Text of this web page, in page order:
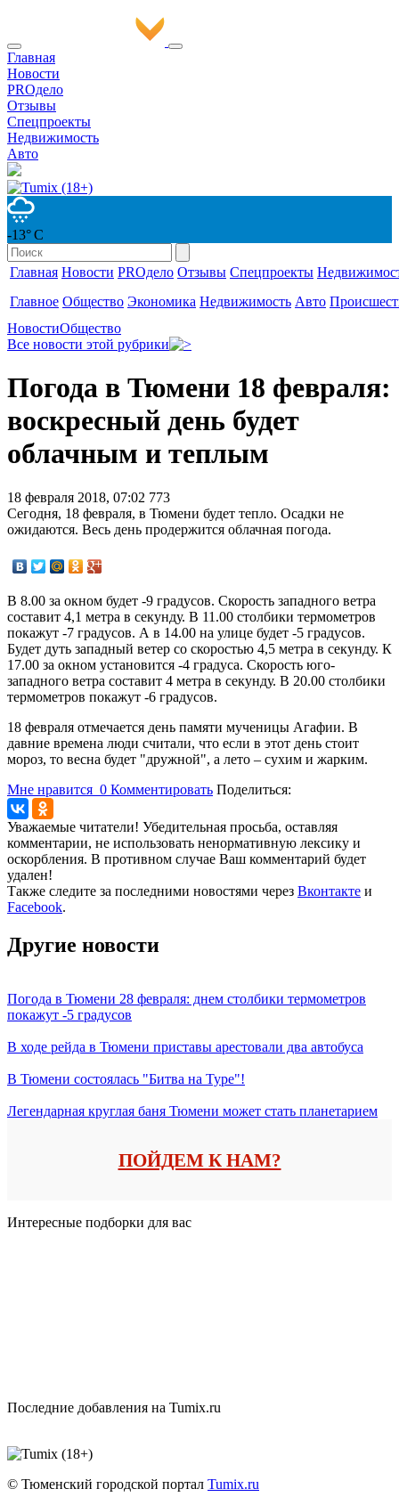
Главная
Новости
PROдело
Отзывы
Спецпроекты
Недвижимость
Авто
-13° С
Главная Новости PROдело Отзывы Спецпроекты
Главное Общество Экономика Недвижимость Авто
НовостиОбщество
Все новости этой рубрики
Погода в Тюмени 18 февраля:
воскресный день будет
облачным и теплым
18 февраля 2018, 07:02 773
Сегодня, 18 февраля, в Тюмени будет тепло. Осадки не
ожидаются. Весь день продержится облачная погода.
В 8.00 за окном будет -9 градусов. Скорость западного ветра
составит 4,1 метра в секунду. В 11.00 столбики термометров
покажут -7 градусов. А в 14.00 на улице будет -5 градусов.
Будет дуть западный ветер со скоростью 4,5 метра в секунду. К
17.00 за окном установится -4 градуса. Скорость юго-
западного ветра составит 4 метра в секунду. В 20.00 столбики
термометров покажут -6 градусов.
18 февраля отмечается день памяти мученицы Агафии. В
давние времена люди считали, что если в этот день стоит
мороз, то весна будет "дружной", а лето – сухим и жарким.
Мне нравится 0 Комментировать Поделиться:
Уважаемые читатели! Убедительная просьба, оставляя
комментарии, не использовать ненормативную лексику и
оскорбления. В противном случае Ваш комментарий будет
удален!
Также следите за последними новостями через Вконтакте и
Facebook.
Другие новости
Погода в Тюмени 28 февраля: днем столбики термометров
покажут -5 градусов
В ходе рейда в Тюмени приставы арестовали два автобуса
В Тюмени состоялась "Битва на Туре"!
Легендарная круглая баня Тюмени может стать планетарием
ПОЙДЕМ К НАМ?
Интересные подборки для вас
Последние добавления на Tumix.ru
© Тюменский городской портал Tumix.ru